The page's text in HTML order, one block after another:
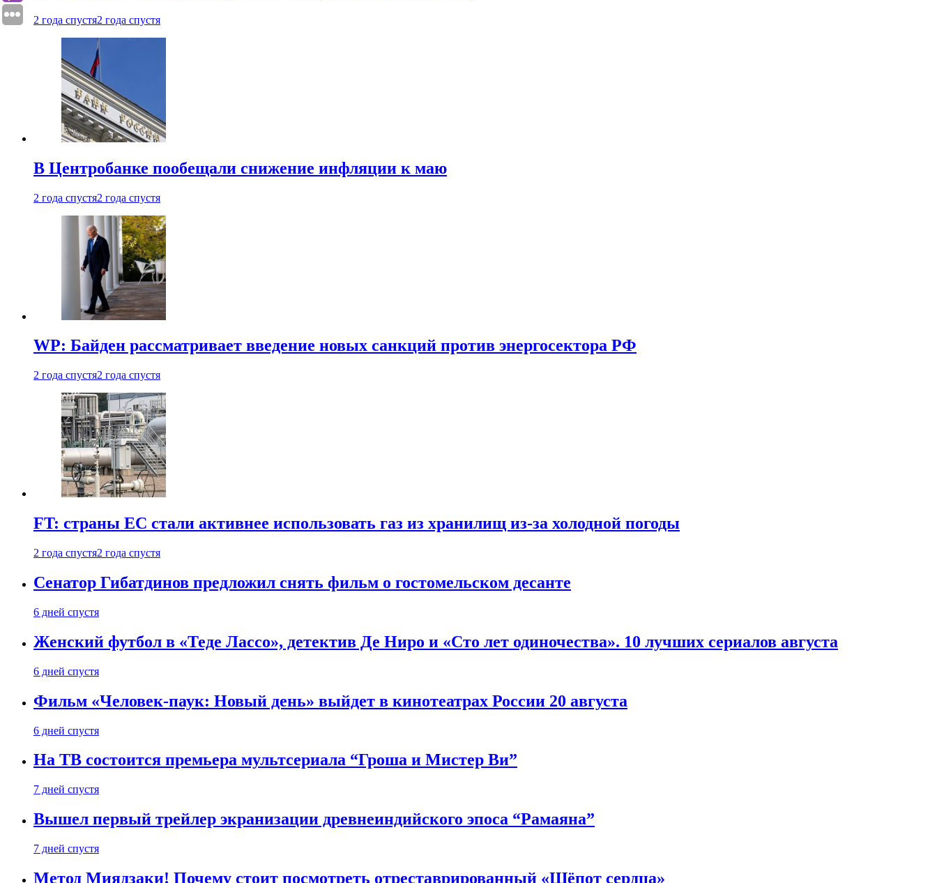
2 года спустя2 года спустя
В Центробанке пообещали снижение инфляции к маю
2 года спустя2 года спустя
WP: Байден рассматривает введение новых санкций против энергосектора РФ
2 года спустя2 года спустя
FT: страны ЕС стали активнее использовать газ из хранилищ из-за холодной погоды
2 года спустя2 года спустя
Сенатор Гибатдинов предложил снять фильм о гостомельском десанте
6 дней спустя
Женский футбол в «Теде Лассо», детектив Де Ниро и «Сто лет одиночества». 10 лучших сериалов августа
6 дней спустя
Фильм «Человек-паук: Новый день» выйдет в кинотеатрах России 20 августа
6 дней спустя
На ТВ состоится премьера мультсериала “Гроша и Мистер Ви”
7 дней спустя
Вышел первый трейлер экранизации древнеиндийского эпоса “Рамаяна”
7 дней спустя
Метод Миядзаки! Почему стоит посмотреть отреставрированный «Шёпот сердца»